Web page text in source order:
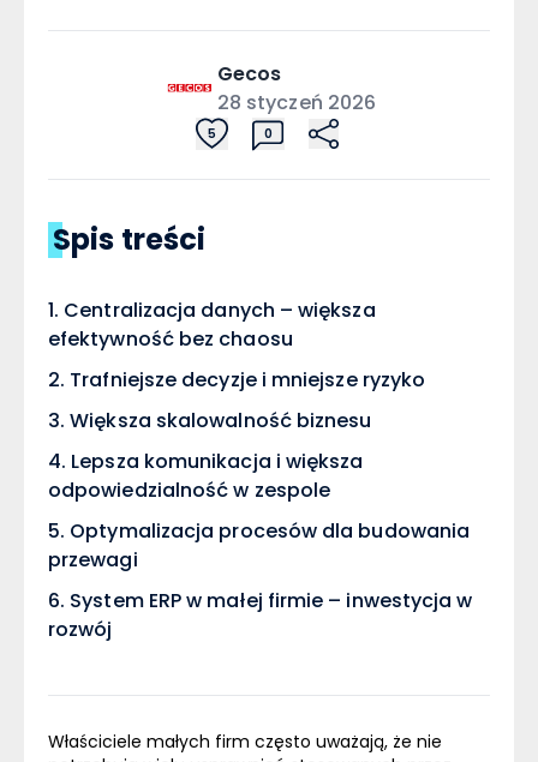
Gecos
28 styczeń 2026
5 0
Spis treści
Centralizacja danych – większa
efektywność bez chaosu
Trafniejsze decyzje i mniejsze ryzyko
Większa skalowalność biznesu
Lepsza komunikacja i większa
odpowiedzialność w zespole
Optymalizacja procesów dla budowania
przewagi
System ERP w małej firmie – inwestycja w
rozwój
Właściciele małych firm często uważają, że nie